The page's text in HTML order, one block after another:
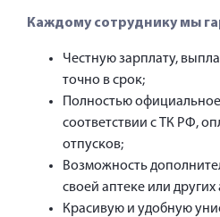
Каждому сотруднику мы
Честную зарплату,
точно в срок;
Полностью
соответствии с ТК РФ,
отпусков;
Возможность
своей аптеке или других
Красивую и удобную